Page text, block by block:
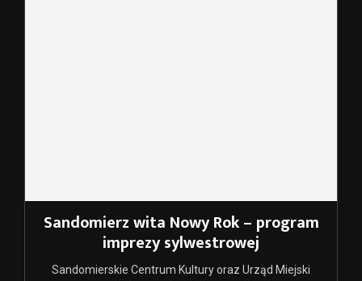
Sandomierz wita Nowy Rok – program
imprezy sylwestrowej
Sandomierskie Centrum Kultury oraz Urząd Miejski